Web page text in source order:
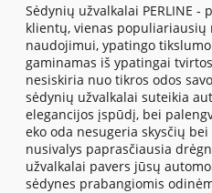
Sėdynių užvalkalai PERLINE
klientų, vienas
naudojimui, ypatingo
gaminamas iš ypatingai
nesiskiria nuo tikros odos
sėdynių užvalkalai suteikia
elegancijos įspūdį, bei
eko oda nesugeria skysčių
nusivalys paprasčiausia
užvalkalai pavers jūsų
sėdynes prabangiomis